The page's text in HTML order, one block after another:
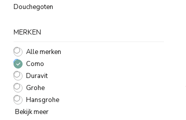
Douchegoten
MERKEN
Alle merken
Como
Duravit
Grohe
Hansgrohe
Bekijk meer